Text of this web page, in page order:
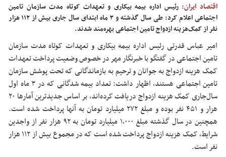
اقتصاد ایران: رئیس‬ اداره‬ بیمه‬ بیکاری‬ و‬ تعهدات‬ کوتاه‬ مدت‬ سازمان‬ تامین‬
اجتماعی‬ اعلام کرد: طی سال گذشته و ۳ ماه ابتدای سال جاری بیش از ۱۱۲ هزار
نفر از کمک‌هزینه ازدواج تامین اجتماعی بهره‌مند شدند.
امیر‬ عباس‬ قدرتی‬ رئیس‬ اداره‬ بیمه بیکاری و‬ تعهدات‬ کوتاه‬ مدت‬ سازمان‬
تامین‬ اجتماعی‬ در‬ گفتگو‬ با خبرنگار‬ مهر‬ در خصوص وضعیت پرداخت تعهدات‬
کمک‬ هزینه‬ ازدواج‬ به جوانان و‬ ترحیم‬ به بازماندگانی که‬ تحت‬ پوشش‬ سازمان‬
تامین‬ اجتماعی‬ هستند، اظهار داشت: تعداد بیمه شدگانی که در ۳ ماه اول
سال‏‌جاری کمک هزینه ازدواج دریافت کرده‌اند، بر اساس جدیدترین آمارها ۲۰
هزار و ۴۵۱ نفر بوده و مبلغ ۲۷۲ میلیارد تومان به آنها پرداخت شده است.
همچنین در سال گذشته مبلغ ۱,۰۰۰ میلیارد تومان به ۹۲ هزار نفر از واجدین
شرایط، کمک هزینه ازدواج پرداخت شده است‬ که در مجموع بیش از ۱۱۲ هزار
نفر است.